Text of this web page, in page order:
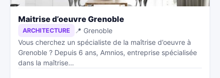
Maitrise d’oeuvre Grenoble
ARCHITECTURE
📍 Grenoble
Vous cherchez un spécialiste de la maîtrise d’oeuvre à
Grenoble ? Depuis 6 ans, Amnios, entreprise spécialisée
dans la maîtrise…